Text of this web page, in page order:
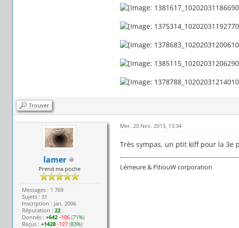
Trouver
lamer
Prend ma poche
Messages : 1 769
Sujets : 31
Inscription : Jan. 2006
Réputation : 22
Donnés : +642 -106(71%)
Reçus : +1428 -127(83%)
Mer. 20 Nov. 2013, 13:34
Très sympas, un ptit kiff pour la 3e
Lémeure & PitiouW corporation